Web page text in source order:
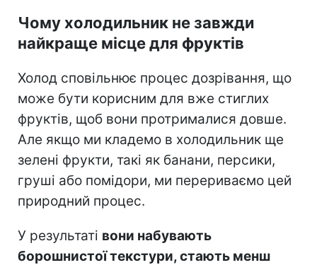
Чому холодильник не завжди
найкраще місце для фруктів
Холод сповільнює процес дозрівання, що
може бути корисним для вже стиглих
фруктів, щоб вони протрималися довше.
Але якщо ми кладемо в холодильник ще
зелені фрукти, такі як банани, персики,
груші або помідори, ми перериваємо цей
природний процес.
У результаті вони набувають
борошнистої текстури, стають менш